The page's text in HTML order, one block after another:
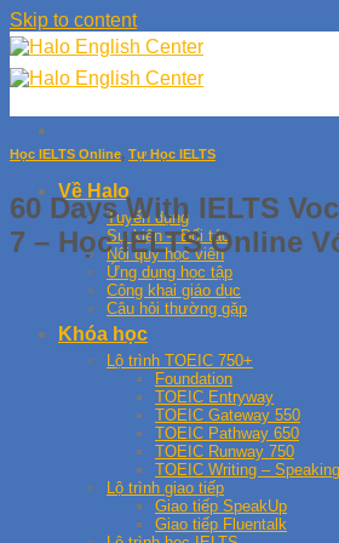
Skip to content
Về Halo
Tuyển dụng
Sự kiện – Đối tác
Nội quy học viên
Ứng dụng học tập
Công khai giáo dục
Câu hỏi thường gặp
Khóa học
Lộ trình TOEIC 750+
Foundation
TOEIC Entryway
TOEIC Gateway 550
TOEIC Pathway 650
TOEIC Runway 750
TOEIC Writing –
Lộ trình giao tiếp
Giao tiếp SpeakUp
Giao tiếp Fluentalk
Học IELTS Online, Tự Học IELTS
60 Days With IELTS
7 – Học IELTS Online